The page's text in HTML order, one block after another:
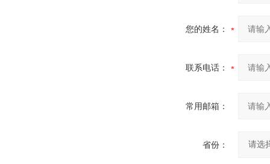
您的姓名：
联系电话：
常用邮箱：
省份：